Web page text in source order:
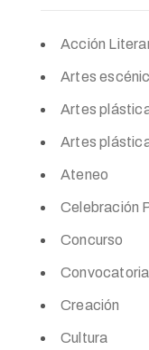
Acción
Artes
Artes
Artes
Ateneo
Celebración
Concurso
Creación
Cultura